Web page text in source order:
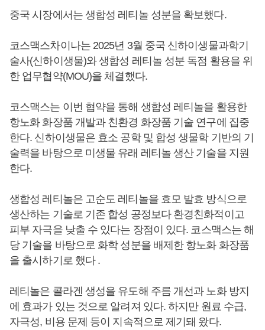
중국 시장에서는 생합성 레티놀 성분을 확보했다.
코스맥스차이나는 2025년 3월 중국 신하이생물과학기
술사(신하이생물)와 생합성 레티놀 성분 독점 활용을 위
한 업무협약(MOU)을 체결했다.
코스맥스는 이번 협약을 통해 생합성 레티놀을 활용한
항노화 화장품 개발과 친환경 화장품 기술 연구에 집중
한다. 신하이생물은 효소 공학 및 합성 생물학 기반의 기
술력을 바탕으로 미생물 유래 레티놀 생산 기술을 지원
한다.
생합성 레티놀은 고순도 레티놀을 효모 발효 방식으로
생산하는 기술로 기존 합성 공정보다 환경친화적이고
피부 자극을 낮출 수 있다는 장점이 있다. 코스맥스는 해
당 기술을 바탕으로 화학 성분을 배제한 항노화 화장품
을 출시하기로 했다 .
레티놀은 콜라겐 생성을 유도해 주름 개선과 노화 방지
에 효과가 있는 것으로 알려져 있다. 하지만 원료 수급,
자극성, 비용 문제 등이 지속적으로 제기돼 왔다.